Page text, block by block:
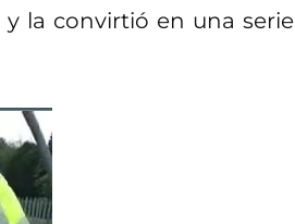
y la convirtió en una serie